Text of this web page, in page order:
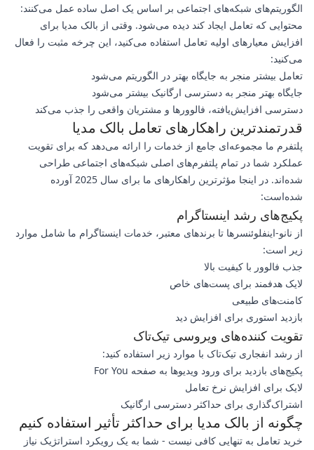
الگوریتم‌های شبکه‌های اجتماعی بر اساس یک اصل ساده عمل می‌کنند:
محتوایی که تعامل ایجاد کند دیده می‌شود. وقتی از بالک مدیا برای
افزایش معیارهای اولیه تعامل استفاده می‌کنید، این چرخه مثبت را فعال
می‌کنید:
تعامل بیشتر منجر به جایگاه بهتر در الگوریتم می‌شود
جایگاه بهتر منجر به دسترسی ارگانیک بیشتر می‌شود
دسترسی افزایش‌یافته، فالوورها و مشتریان واقعی را جذب می‌کند
قدرتمندترین راهکارهای تعامل بالک مدیا
پلتفرم ما مجموعه‌ای جامع از خدمات را ارائه می‌دهد که برای تقویت
عملکرد شما در تمام پلتفرم‌های اصلی شبکه‌های اجتماعی طراحی
شده‌اند. در اینجا مؤثرترین راهکارهای ما برای سال 2025 آورده
شده‌است:
پکیج‌های رشد اینستاگرام
از نانو-اینفلوئنسرها تا برندهای معتبر، خدمات اینستاگرام ما شامل موارد
زیر است:
جذب فالوور با کیفیت بالا
لایک هدفمند برای پست‌های خاص
کامنت‌های طبیعی
بازدید استوری برای افزایش دید
تقویت کننده‌های ویروسی تیک‌تاک
از رشد انفجاری تیک‌تاک با موارد زیر استفاده کنید:
پکیج‌های بازدید برای ورود ویدیوها به صفحه For You
لایک برای افزایش نرخ تعامل
اشتراک‌گذاری برای حداکثر دسترسی ارگانیک
چگونه از بالک مدیا برای حداکثر تأثیر استفاده کنیم
خرید تعامل به تنهایی کافی نیست - شما به یک رویکرد استراتژیک نیاز